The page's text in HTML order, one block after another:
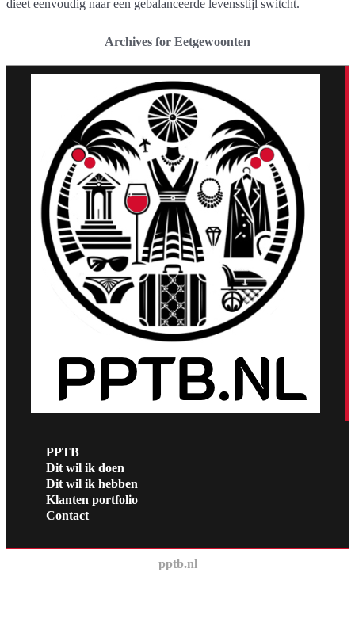
dieet eenvoudig naar een gebalanceerde levensstijl switcht.
Archives for Eetgewoonten
PPTB
Dit wil ik doen
Dit wil ik hebben
Klanten portfolio
Contact
pptb.nl